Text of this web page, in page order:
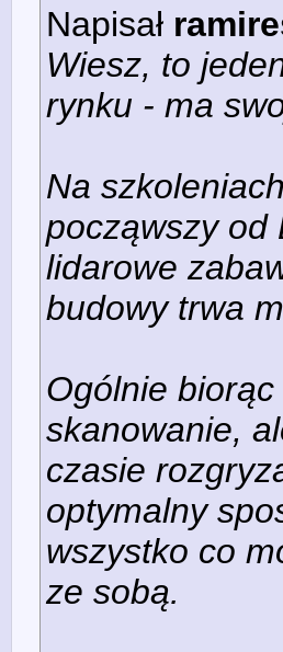
Napisał
Wiesz, to
rynku - ma
Na
począwszy od
lidarowe
budowy trwa
Ogólnie biorąc
skanowanie,
czasie
optymalny
wszystko co
ze sobą.